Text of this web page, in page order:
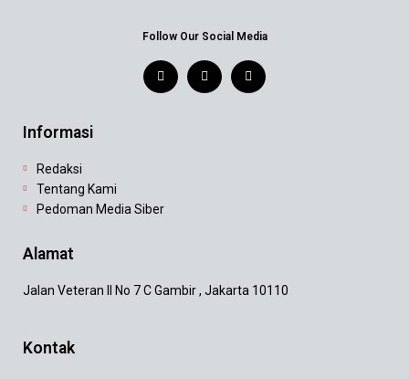
Follow Our Social Media
Informasi
Redaksi
Tentang Kami
Pedoman Media Siber
Alamat
Jalan Veteran II No 7 C Gambir , Jakarta 10110
Kontak